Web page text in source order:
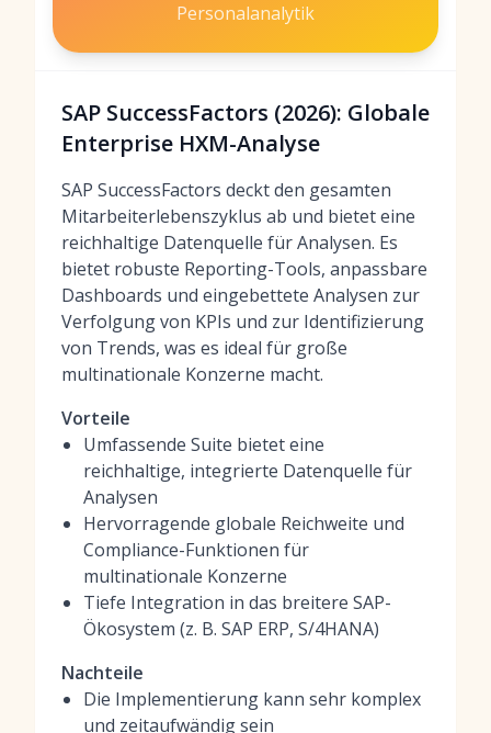
Personalanalytik
SAP SuccessFactors (2026): Globale
Enterprise HXM-Analyse
SAP SuccessFactors deckt den gesamten
Mitarbeiterlebenszyklus ab und bietet eine
reichhaltige Datenquelle für Analysen. Es
bietet robuste Reporting-Tools, anpassbare
Dashboards und eingebettete Analysen zur
Verfolgung von KPIs und zur Identifizierung
von Trends, was es ideal für große
multinationale Konzerne macht.
Vorteile
Umfassende Suite bietet eine
reichhaltige, integrierte Datenquelle für
Analysen
Hervorragende globale Reichweite und
Compliance-Funktionen für
multinationale Konzerne
Tiefe Integration in das breitere SAP-
Ökosystem (z. B. SAP ERP, S/4HANA)
Nachteile
Die Implementierung kann sehr komplex
und zeitaufwändig sein